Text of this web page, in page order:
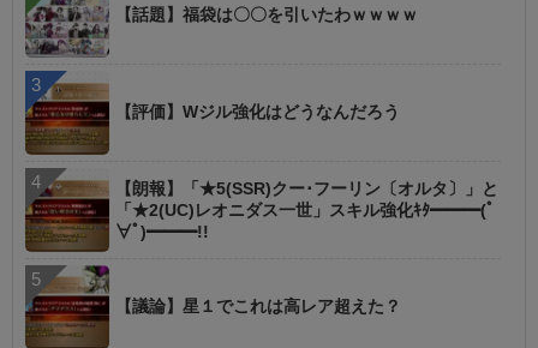
【話題】福袋は〇〇を引いたわｗｗｗｗ
【評価】Wジル強化はどうなんだろう
【朗報】「★5(SSR)クー･フーリン〔オルタ〕」と
「★2(UC)レオニダス一世」スキル強化ｷﾀ━━━(ﾟ
∀ﾟ)━━━!!
【議論】星１でこれは高レア超えた？